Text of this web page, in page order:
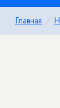
Главная